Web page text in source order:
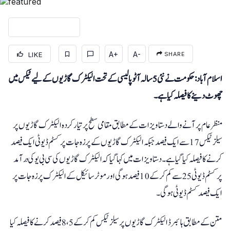
LIKE A+ A- SHARE
اسلام آباد: حکومت نے نئی 5 سالہ آٹو پالیسی کے تحت الیکٹرک گاڑیوں کے لیے ٹیکس میں
چھوٹ دینے کا فیصلہ کیا ہے۔
منظرعام پر آنے والے دستاویزات کے مطابق مقامی سطح پر تیار کردہ الیکٹرک گاڑیوں پر
سیلز ٹیکس 17 سے ایک فیصد جبکہ الیکٹرک گاڑیوں کے پرزہ جات پر کسٹم ڈیوٹی ایک فیصد
کرنے کا فیصلہ کیا گیا ہے۔ دستاویزات میں کہا گیا کہ الیکٹرک گاڑیوں کی سی بی یو کی درآمد
پر کسٹم ڈیوٹی 25 سے کم کرکے 10 فیصد ہوگی اور موٹرسائیکل کے الیکٹرک پرزہ جات پر
ایک فیصد کسٹم ڈیوٹی ہوگی۔
متن کے مطابق ہائبرڈ الیکٹرک گاڑیوں پر سیلز ٹیکس کم کرکے 8،5 فیصد کرنے کا فیصلہ کیا